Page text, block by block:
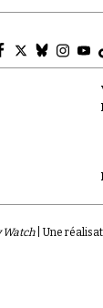
Watch| Une